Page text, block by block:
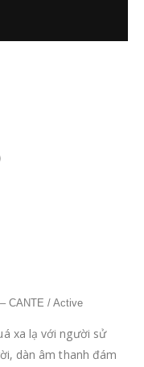
CANTE / Active
xa lạ với người sử
dàn âm thanh đám